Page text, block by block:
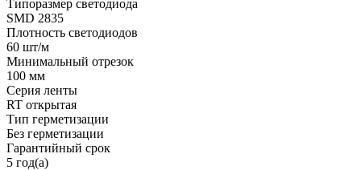
Типоразмер светодиода
SMD 2835
Плотность светодиодов
60 шт/м
Минимальный отрезок
100 мм
Серия ленты
RT открытая
Тип герметизации
Без герметизации
Гарантийный срок
5 год(а)